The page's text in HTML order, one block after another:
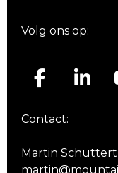
Volg ons op:
Contact:
Martin Schuttert